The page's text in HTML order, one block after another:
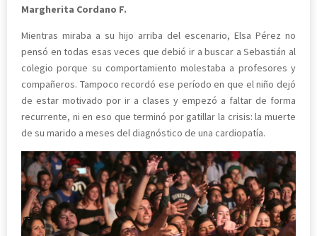
Margherita Cordano F.
Mientras miraba a su hijo arriba del escenario, Elsa Pérez no
pensó en todas esas veces que debió ir a buscar a Sebastián al
colegio porque su comportamiento molestaba a profesores y
compañeros. Tampoco recordó ese período en que el niño dejó
de estar motivado por ir a clases y empezó a faltar de forma
recurrente, ni en eso que terminó por gatillar la crisis: la muerte
de su marido a meses del diagnóstico de una cardiopatía.